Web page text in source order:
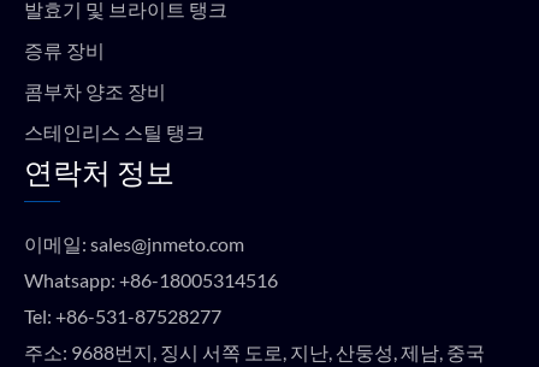
발효기 및 브라이트 탱크
증류 장비
콤부차 양조 장비
스테인리스 스틸 탱크
연락처 정보
이메일: sales@jnmeto.com
Whatsapp: +86-18005314516
Tel: +86-531-87528277
주소: 9688번지, 징시 서쪽 도로, 지난, 산둥성, 제남, 중국